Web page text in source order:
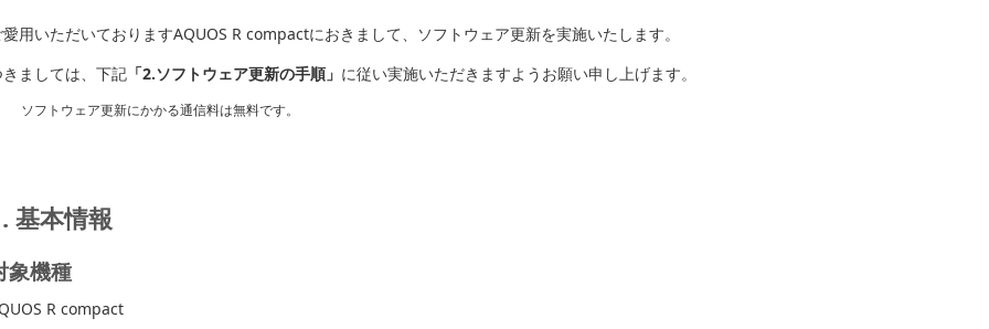
用いただいておりますAQUOS R compactにおきまして、ソフトウェア更新を実施いたします。
ましては、下記 「2.ソフトウェア更新の手順」 に従い実施いただきますようお願い申し上げます。
ソフトウェア更新にかかる通信料は無料です。
基本情報
象機種
R compact